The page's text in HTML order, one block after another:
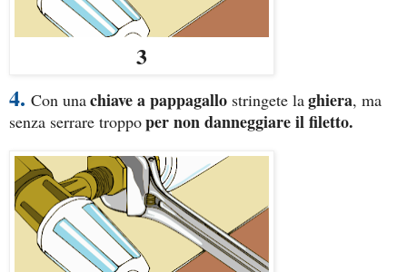
3
4. Con unachiave a pappagallo stringete laghiera, ma
senza serrare troppoper non danneggiare il filetto.